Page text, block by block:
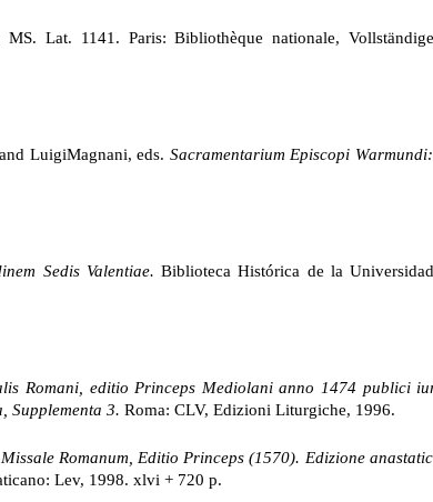
MS. Lat. 1141. Paris: Bibliothèque nationale,
LuigiMagnani, eds. Sacramentarium Episcopi
Sedis Valentiae. Biblioteca Histórica de la
Romani, editio Princeps Mediolani anno 1474 publici
Supplementa 3. Roma: CLV, Edizioni Liturgiche, 1996.
Missale Romanum, Editio Princeps (1570). Edizione
Lev, 1998. xlvi + 720 p.